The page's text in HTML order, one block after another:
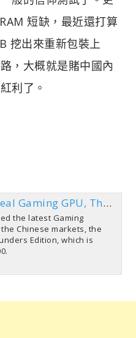
短缺，最近還打算
挖出來重新包裝上
，大概就是賭中國內
利了。
Lisuan, At RTX 5060 Ti Money, But Delivers RTX 3060 Performance
the latest Gaming
Chinese markets, the
Edition, which is